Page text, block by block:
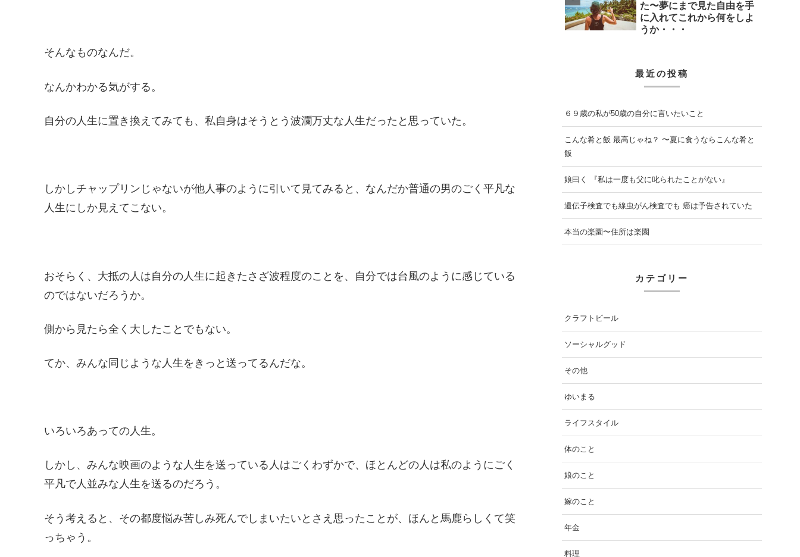
そんなものなんだ。
なんかわかる気がする。
自分の人生に置き換えてみても、私自身はそうとう波瀾万丈な人生だったと思っていた。
しかしチャップリンじゃないが他人事のように引いて見てみると、なんだか普通の男のごく平凡な
人生にしか見えてこない。
おそらく、大抵の人は自分の人生に起きたさざ波程度のことを、自分では台風のように感じている
のではないだろうか。
側から見たら全く大したことでもない。
てか、みんな同じような人生をきっと送ってるんだな。
いろいろあっての人生。
しかし、みんな映画のような人生を送っている人はごくわずかで、ほとんどの人は私のようにごく
平凡で人並みな人生を送るのだろう。
そう考えると、その都度悩み苦しみ死んでしまいたいとさえ思ったことが、ほんと馬鹿らしくて笑
っちゃう。
た〜夢にまで見た自由を手
に入れてこれから何をしよ
うか・・・
最近の投稿
６９歳の私が50歳の自分に言いたいこと
こんな肴と飯 最高じゃね？ 〜夏に食うならこんな肴と
飯
娘曰く 『私は一度も父に叱られたことがない』
遺伝子検査でも線虫がん検査でも 癌は予告されていた
本当の楽園〜住所は楽園
カテゴリー
クラフトビール
ソーシャルグッド
その他
ゆいまる
ライフスタイル
体のこと
娘のこと
嫁のこと
年金
料理